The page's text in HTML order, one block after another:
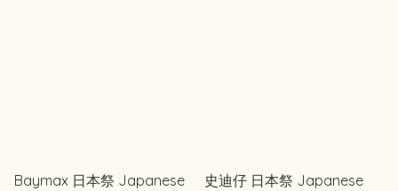
Baymax 日本祭 Japanese
史迪仔 日本祭 Japanese